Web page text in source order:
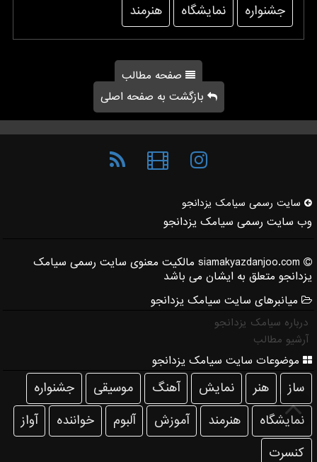
جشنواره
نمایشگاه هنرمند
صفحه مطالب
بازگشت به صفحه اصلی
سایت رسمی سیامك یزدانجو
وب سایت رسمی سیامک یزدانجو
siamakyazdanjoo.com مالکیت معنوی سایت رسمی سیامک
یزدانجو متعلق به ایشان می باشد
میانبرهای سایت سیامک یزدانجو
درباره سیامک یزدانجو
آرشیو مطالب
موضوعات سایت سیامک یزدانجو
ساز هنر نمایش آهنگ موسیقی
جشنواره
نمایشگاه
هنرمند آموزش آلبوم خواننده
آواز
كنسرت